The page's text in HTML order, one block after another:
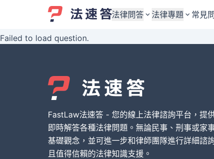
法律問答
婚姻與監護權
債務與債權
刑事犯罪案件
其他案件類型
法律專題
婚姻與監護權
債務與債權
刑事犯罪案件
其他案件類型
常見
Failed to load question.
FastLaw法速答 - 您的線上法律諮詢平台，提
即時解答各種法律問題。無論民事、刑事或家
基礎觀念，並可進一步和律師團隊進行詳細諮
且值得信賴的法律知識支援。